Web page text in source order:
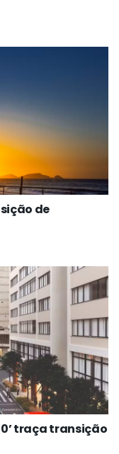
de
traça transição